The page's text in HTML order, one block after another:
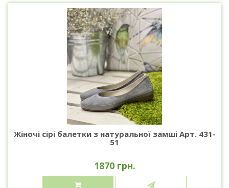
Жіночі сірі балетки з натуральної замші Арт. 431-
51
1870 грн.